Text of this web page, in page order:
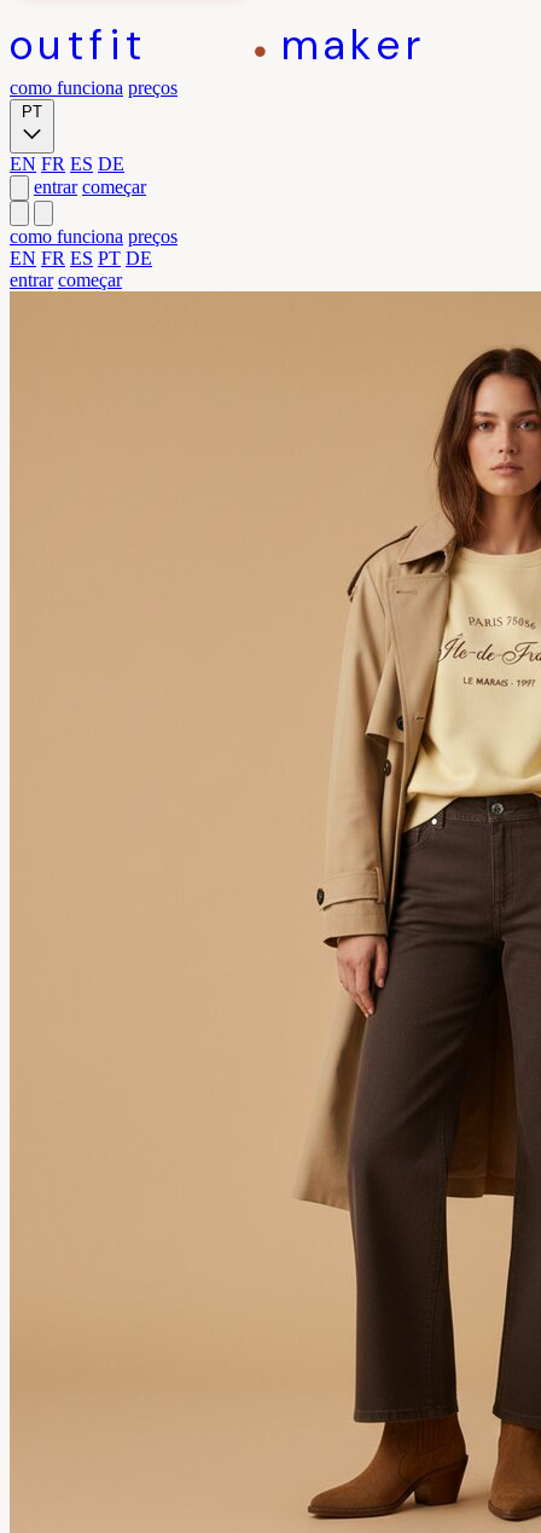
outfit maker
como funciona preços
PT
EN FR ES DE
entrar começar
como funciona preços
EN FR ES PT DE
entrar começar